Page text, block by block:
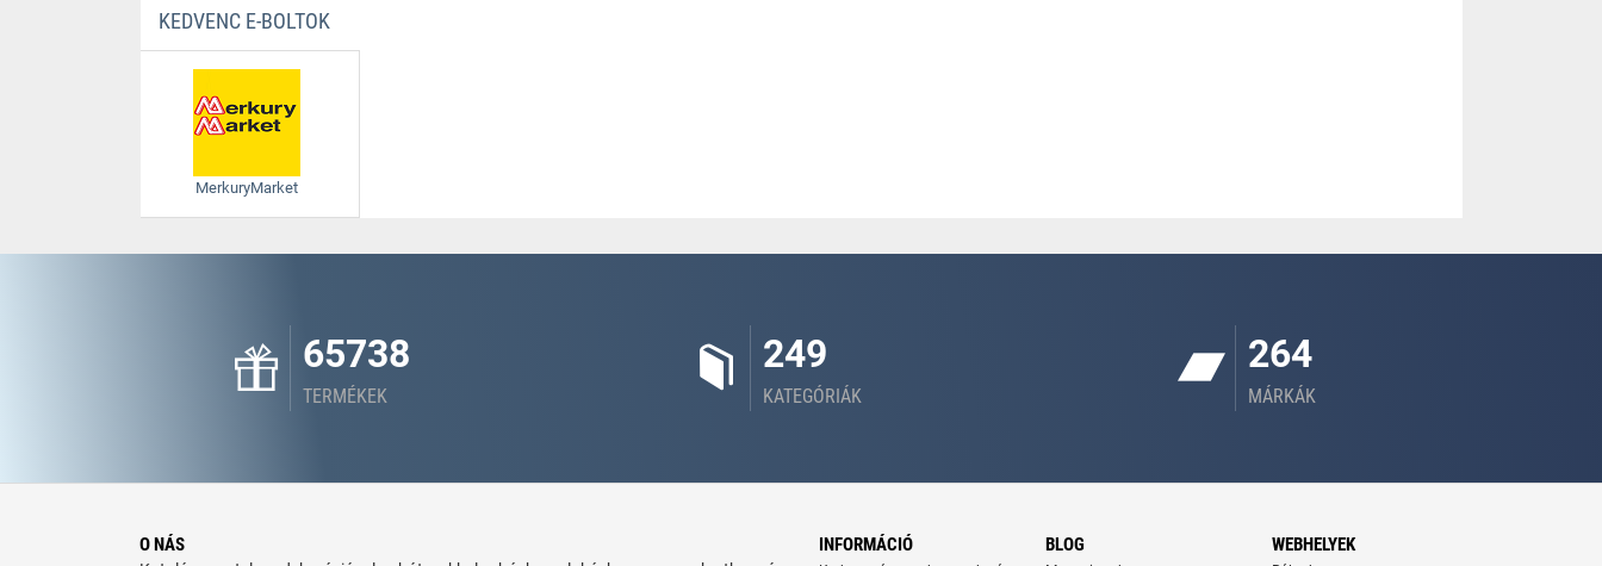
KEDVENC E-BOLTOK
MerkuryMarket
65738
TERMÉKEK
249
KATEGÓRIÁK
264
MÁRKÁK
O NÁS INFORMÁCIÓ BLOG WEBHELYEK